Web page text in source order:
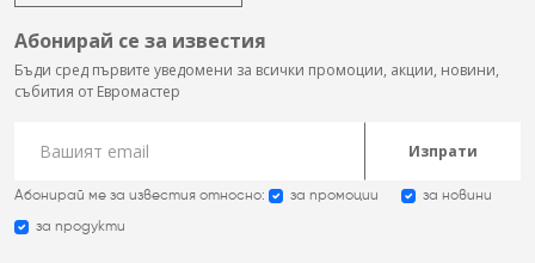
Абонирай се за известия
Бъди сред първите уведомени за всички промоции, акции, новини,
събития от Евромастер
Изпрати
Абонирай ме за известия относно: за промоции за новини
за продукти